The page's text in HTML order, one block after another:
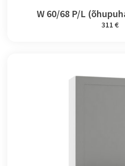
W 60/68 P/L
311 €